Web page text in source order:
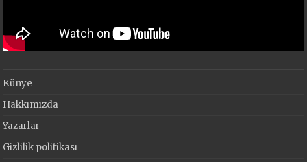
Künye
Hakkımızda
Yazarlar
Gizlilik politikası